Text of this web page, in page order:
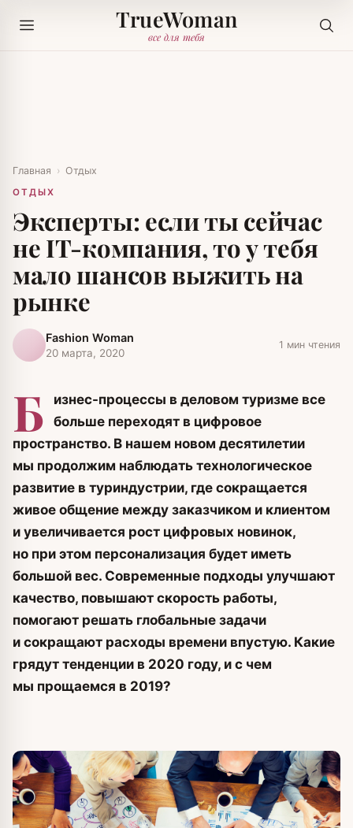
TrueWoman
все для тебя
Главная › Отдых
ОТДЫХ
Эксперты: если ты сейчас
не IT-компания, то у тебя
мало шансов выжить на
рынке
Fashion Woman
20 марта, 2020
1 мин чтения
Б
изнес-процессы в деловом туризме все
больше переходят в цифровое
пространство. В нашем новом десятилетии
мы продолжим наблюдать технологическое
развитие в туриндустрии, где сокращается
живое общение между заказчиком и клиентом
и увеличивается рост цифровых новинок,
но при этом персонализация будет иметь
большой вес. Современные подходы улучшают
качество, повышают скорость работы,
помогают решать глобальные задачи
и сокращают расходы времени впустую. Какие
грядут тенденции в 2020 году, и с чем
мы прощаемся в 2019?